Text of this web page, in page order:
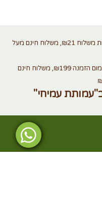
עלות משלוח ₪21, משלוח חינם מעל
עלות משלוח ₪35, מינימום הזמנה ₪199, משלוח חינם
עמיחי"